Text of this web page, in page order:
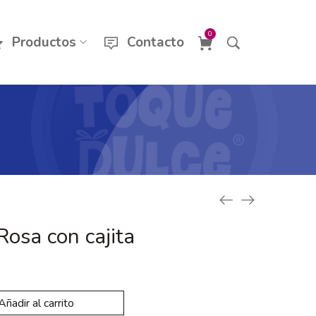
Productos Contacto 0
con cajita
al carrito